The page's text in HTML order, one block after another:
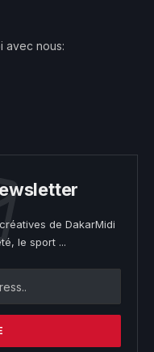
avec nous:
de DakarMidi
le sport ...